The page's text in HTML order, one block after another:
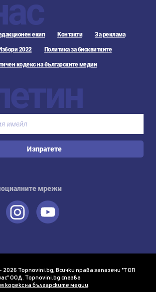
екип Контакти За реклама
2022 Политика за бисквитките
кодекс на българските медии
Изпратете
мрежи
2026 Topnovini.bg, Всички права запазени "ТОП
ООД. Topnovini.bg спазва
кодекс на българските медии